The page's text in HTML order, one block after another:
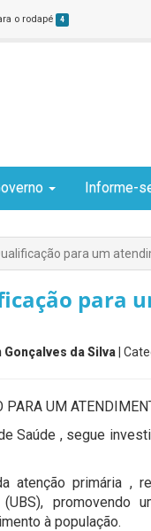
o rodapé 4
Informe-
para um
para
da Silva |
UM
Saúde , segue
atenção primária ,
promovendo
à população.